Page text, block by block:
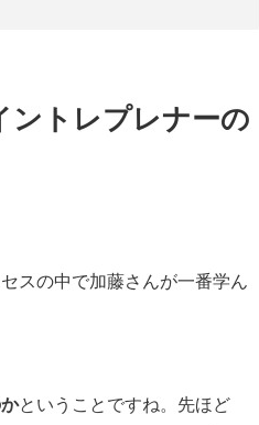
ントレプレナーの
スの中で加藤さんが一番学ん
ということですね。先ほど